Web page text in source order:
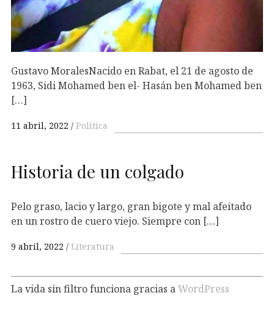
Gustavo MoralesNacido en Rabat, el 21 de agosto de
1963, Sidi Mohamed ben el- Hasán ben Mohamed ben
[…]
11 abril, 2022 Política
Historia de un colgado
Pelo graso, lacio y largo, gran bigote y mal afeitado
en un rostro de cuero viejo. Siempre con […]
9 abril, 2022 Literatura
La vida sin filtro funciona gracias aWordPress